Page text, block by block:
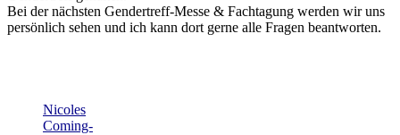
Bei der nächsten Gendertreff-Messe & Fachtagung werden wir uns
persönlich sehen und ich kann dort gerne alle Fragen beantworten.
Nicoles
Coming-